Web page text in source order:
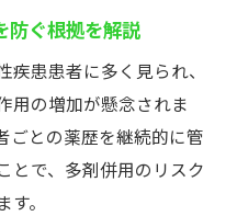
防ぐ根拠を解説
疾患患者に多く見られ、
用の増加が懸念されま
ごとの薬歴を継続的に管
とで、多剤併用のリスク
。